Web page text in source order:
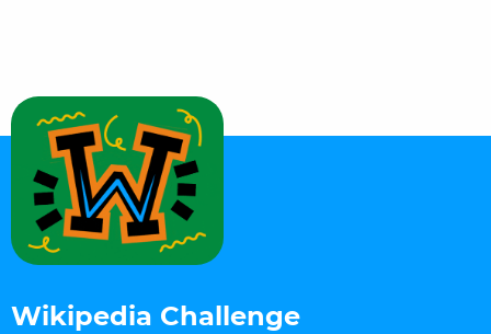
Wikipedia Challenge